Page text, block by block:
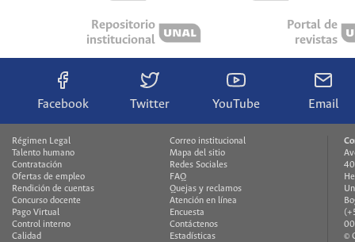
Repositorio
institucional
Portal de
revistas
Facebook Twitter YouTube Email
Régimen Legal
Talento humano
Contratación
Ofertas de empleo
Rendición de cuentas
Concurso docente
Pago Virtual
Control interno
Calidad
Correo institucional
Mapa del sitio
Redes Sociales
FAQ
Quejas y reclamos
Atención en línea
Encuesta
Contáctenos
Estadísticas
©